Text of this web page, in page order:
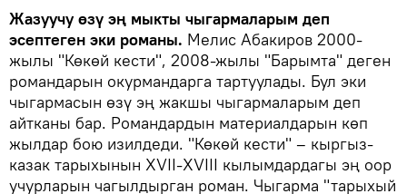
Жазуучу өзү эң мыкты чыгармаларым деп
эсептеген эки романы. Мелис Абакиров 2000-
жылы "Көкөй кести", 2008-жылы "Барымта" деген
романдарын окурмандарга тартуулады. Бул эки
чыгармасын өзү эң жакшы чыгармаларым деп
айтканы бар. Романдардын материалдарын көп
жылдар бою изилдеди. "Көкөй кести" – кыргыз-
казак тарыхынын XVII-XVIII кылымдардагы эң оор
учурларын чагылдырган роман. Чыгарма "тарыхый